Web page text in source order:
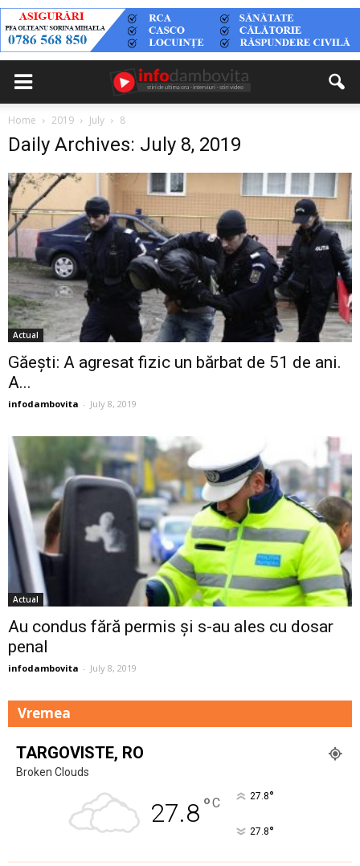
Home 2019 July 8
Daily Archives: July 8, 2019
Actual
Găești: A agresat fizic un bărbat de 51 de ani.
A...
infodambovita - July 8, 2019
Actual
Au condus fără permis și s-au ales cu dosar
penal
infodambovita - July 8, 2019
Vremea
TARGOVISTE, RO
Broken Clouds
27.8°C 27.8°
27.8°